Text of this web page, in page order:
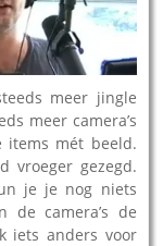
meer jingle
meer camera’s
items mét beeld.
vroeger gezegd.
je je nog niets
de camera’s de
iets anders voor